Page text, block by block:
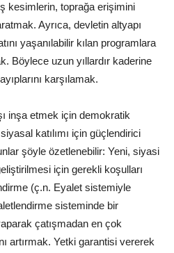
kesimlerin, toprağa erişimini
Ayrıca, devletin altyapı
yaşanılabilir kılan programlara
Böylece uzun yıllardır kaderine
karşılamak.
inşa etmek için demokratik
katılımı için güçlendirici
şöyle özetlenebilir: Yeni, siyasi
için gerekli koşulları
(ç.n. Eyalet sistemiyle
sisteminde bir
çatışmadan en çok
artırmak. Yetki garantisi vererek